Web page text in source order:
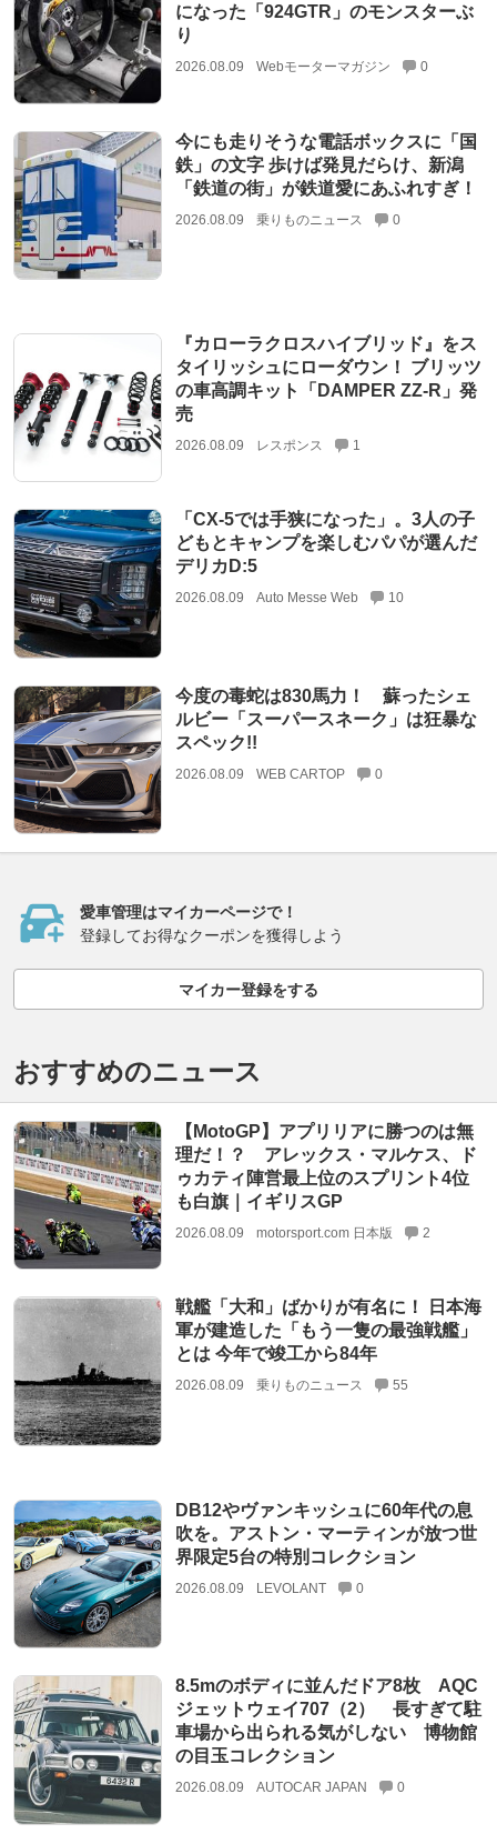
になった「924GTR」のモンスターぶ
り
2026.08.09 Webモーターマガジン 0
今にも走りそうな電話ボックスに「国
鉄」の文字 歩けば発見だらけ、新潟
「鉄道の街」が鉄道愛にあふれすぎ！
2026.08.09 乗りものニュース 0
『カローラクロスハイブリッド』をス
タイリッシュにローダウン！ ブリッツ
の車高調キット「DAMPER ZZ-R」発
売
2026.08.09 レスポンス 1
「CX-5では手狭になった」。3人の子
どもとキャンプを楽しむパパが選んだ
デリカD:5
2026.08.09 Auto Messe Web 10
今度の毒蛇は830馬力！ 蘇ったシェ
ルビー「スーパースネーク」は狂暴な
スペック!!
2026.08.09 WEB CARTOP 0
愛車管理はマイカーページで！
登録してお得なクーポンを獲得しよう
マイカー登録をする
おすすめのニュース
【MotoGP】アプリリアに勝つのは無
理だ！？ アレックス・マルケス、ド
ゥカティ陣営最上位のスプリント4位
も白旗｜イギリスGP
2026.08.09 motorsport.com 日本版 2
戦艦「大和」ばかりが有名に！ 日本海
軍が建造した「もう一隻の最強戦艦」
とは 今年で竣工から84年
2026.08.09 乗りものニュース 55
DB12やヴァンキッシュに60年代の息
吹を。アストン・マーティンが放つ世
界限定5台の特別コレクション
2026.08.09 LEVOLANT 0
8.5mのボディに並んだドア8枚 AQC
ジェットウェイ707（2） 長すぎて駐
車場から出られる気がしない 博物館
の目玉コレクション
2026.08.09 AUTOCAR JAPAN 0